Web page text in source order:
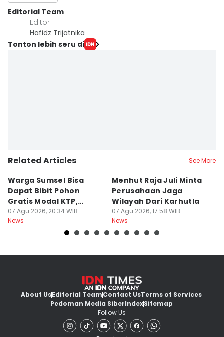
Editorial Team
Editor
Hafidz Trijatnika
Tonton lebih seru di
Related Articles See More
Warga Sumsel Bisa
Dapat Bibit Pohon
Gratis Modal KTP,
Menhut Beberkan
Caranya
07 Agu 2026, 20:34 WIB
News
Menhut Raja Juli Minta
Perusahaan Jaga
Wilayah Dari Karhutla
07 Agu 2026, 17:58 WIB
News
About UsEditorial TeamContact UsTerms of Services
Pedoman Media SiberIndexSitemap
Follow Us